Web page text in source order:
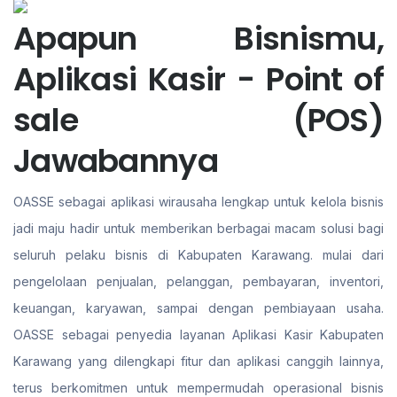
Apapun Bisnismu,
Aplikasi Kasir - Point of
sale (POS)
Jawabannya
OASSE sebagai aplikasi wirausaha lengkap untuk kelola bisnis
jadi maju hadir untuk memberikan berbagai macam solusi bagi
seluruh pelaku bisnis di Kabupaten Karawang. mulai dari
pengelolaan penjualan, pelanggan, pembayaran, inventori,
keuangan, karyawan, sampai dengan pembiayaan usaha.
OASSE sebagai penyedia layanan Aplikasi Kasir Kabupaten
Karawang yang dilengkapi fitur dan aplikasi canggih lainnya,
terus berkomitmen untuk mempermudah operasional bisnis